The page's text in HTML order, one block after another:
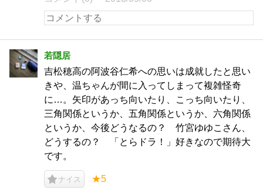
若隠居
吉松穂高の阿波谷仁希への思いは成就したと思い
きや、温ちゃんが間に入ってしまって複雑怪奇
に…。矢印があっち向いたり、こっち向いたり、
三角関係というか、五角関係というか、六角関係
というか、今後どうなるの？ 竹宮ゆゆこさん、
どうするの？ 「とらドラ！」好きなので期待大
です。
ナイス ★5